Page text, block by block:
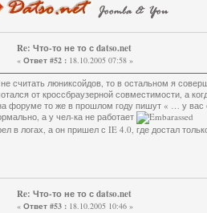
Re: Что-то не то с datso.net
« Ответ #52 : 18.10.2005 07:58 »
считать люниксойдов, то в остальном я
от кроссбраузерной совместимости, а
форуме то же в прошлом году пишут « … у вас
а у чел-ка не работает
в логах, а он пришел с IE 4.0, где достал
Re: Что-то не то с datso.net
« Ответ #53 : 18.10.2005 10:46 »